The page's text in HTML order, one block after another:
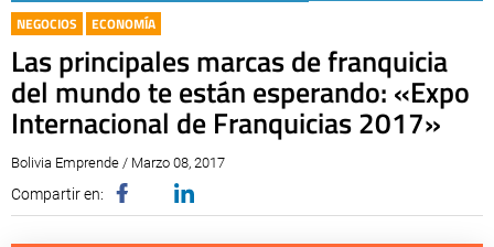
NEGOCIOS ECONOMÍA
Las principales marcas de franquicia
del mundo te están esperando: «Expo
Internacional de Franquicias 2017»
Bolivia Emprende / Marzo 08, 2017
Compartir en: